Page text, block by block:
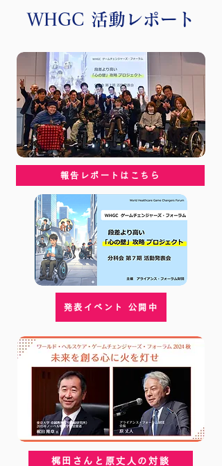
WHGC 活動レポート
報告レポートはこちら
発表イベント 公開中
梶田さんと原丈人の対談